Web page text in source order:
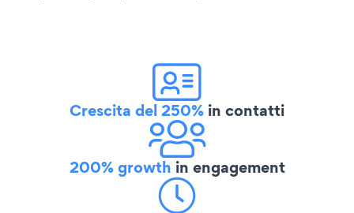
Crescita del 250% in contatti
200% growth in engagement